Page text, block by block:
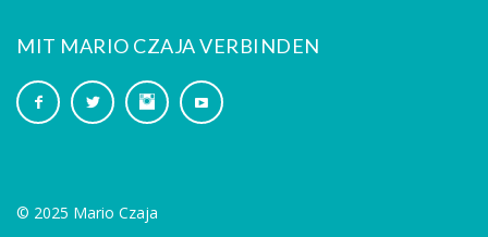
MIT MARIO CZAJA VERBINDEN
© 2025 Mario Czaja